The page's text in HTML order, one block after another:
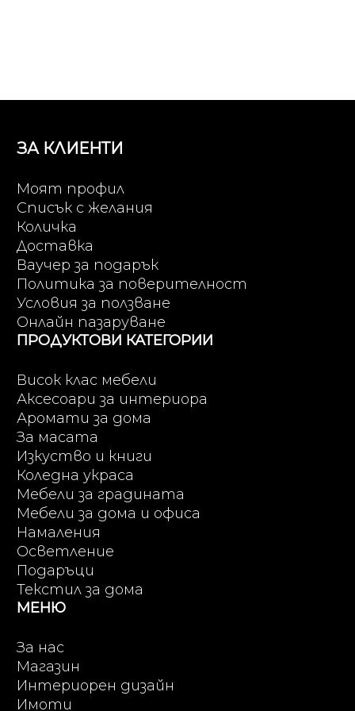
ЗА КЛИЕНТИ
Моят профил
Списък с желания
Количка
Доставка
Ваучер за подарък
Политика за поверителност
Условия за ползване
Онлайн пазаруване
ПРОДУКТОВИ КАТЕГОРИИ
Висок клас мебели
Аксесоари за интериора
Аромати за дома
За масата
Изкуство и книги
Коледна украса
Мебели за градината
Мебели за дома и офиса
Намаления
Осветление
Подаръци
Текстил за дома
МЕНЮ
За нас
Магазин
Интериорен дизайн
Имоти